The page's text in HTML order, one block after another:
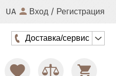
UA Вход / Регистрация
Доставка/сервис